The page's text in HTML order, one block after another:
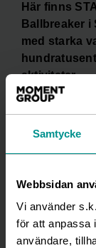
Samtycke
Webbsidan
Vi använder
för att anpassa
användare,
Här finns
Ballbreaker
med starka
aktiviteter.
I november
koncept,
Opening i
Malmö.
Ambitionen